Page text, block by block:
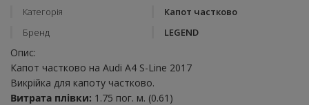
Категорія
Капот частково
Бренд
LEGEND
Опис:
Капот частково на Audi A4 S-Line 2017
Викрійка для капоту частково.
Витрата плівки: 1.75 пог. м. (0.61)